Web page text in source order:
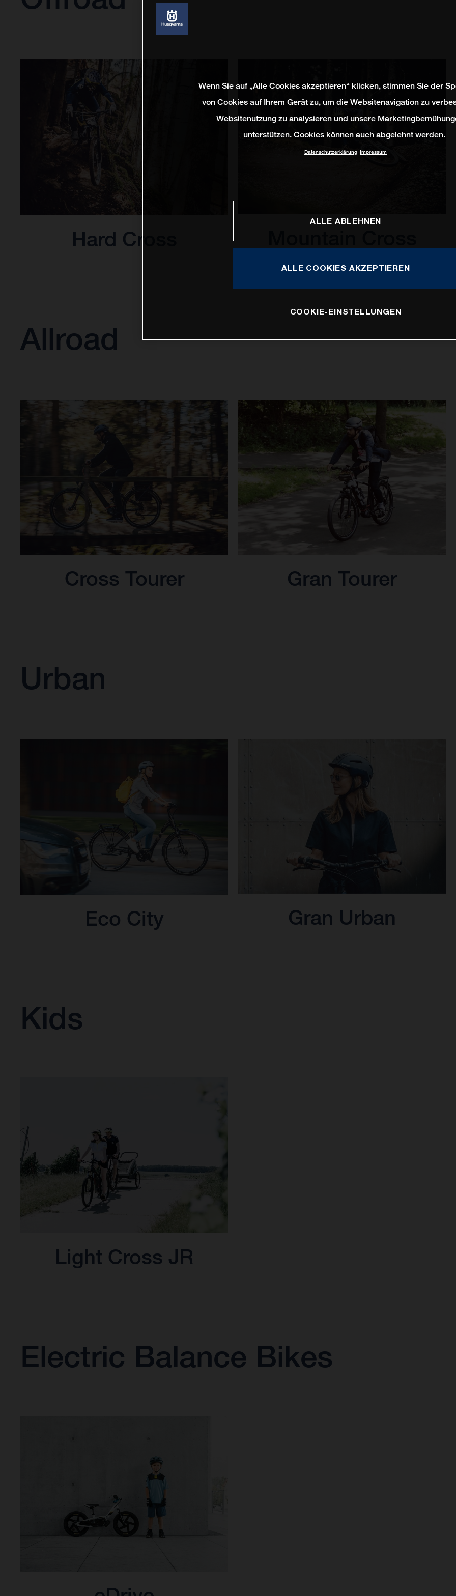
Hard Cross Mountain Cross
Allroad
Cross Tourer Gran Tourer
Urban
Eco City Gran Urban
Kids
Light Cross JR
Electric Balance Bikes
Wenn Sie auf „Alle Cookies akzeptieren“ klicken, stimmen Sie der
von Cookies auf Ihrem Gerät zu, um die Websitenavigation zu
Websitenutzung zu analysieren und unsere
unterstützen. Cookies können auch abgelehnt werden.
Datenschutzerklärung Impressum
ALLE ABLEHNEN
ALLE COOKIES AKZEPTIEREN
COOKIE-EINSTELLUNGEN